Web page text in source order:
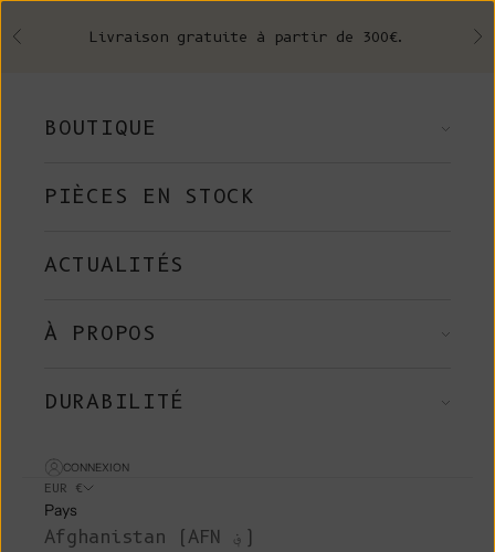
Précédent Livraison gratuite à partir de 300€.
BOUTIQUE
PIÈCES EN STOCK
ACTUALITÉS
À PROPOS
DURABILITÉ
CONNEXION
EUR €
Pays
Afghanistan (AFN ؋)